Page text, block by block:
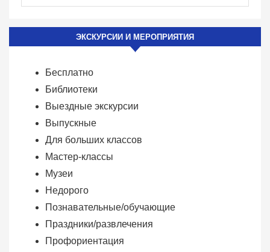
ЭКСКУРСИИ И МЕРОПРИЯТИЯ
Бесплатно
Библиотеки
Выездные экскурсии
Выпускные
Для больших классов
Мастер-классы
Музеи
Недорого
Познавательные/обучающие
Праздники/развлечения
Профориентация